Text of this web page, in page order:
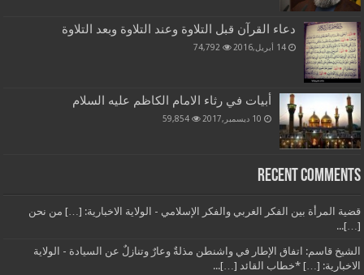
دعاء القرآن قبل التلاوة وعند التلاوة وبعد التلاوة
14 أبريل,2016 74,792
أبيات في رثاء الامام الكاظم عليه السلام
10 ديسمبر,2017 59,854
Recent Comments
قضية المرأة بين الفكر الغربي والفكر الإسلامي - الولاية الاخبارية: […] من نحن
[…]...
الشيخ قاسم: اتفاق الإطار في واشنطن مذلةٌ وعارٌ وتنازلٌ عن السيادة - الولاية
الاخبارية: […] *خطاب القائد […]...